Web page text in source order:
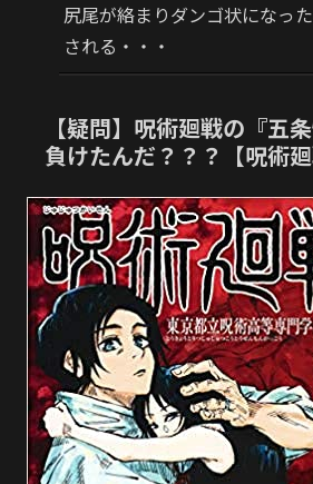
尻尾が絡まりダンゴ状になっ
される・・・
【疑問】呪術廻戦の『五
負けたんだ？？？【呪術廻